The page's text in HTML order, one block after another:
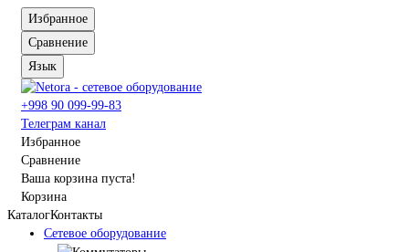
Избранное
Сравнение
Язык
+998 90 099-99-83
Телеграм канал
Избранное
Сравнение
Ваша корзина пуста!
Корзина
КаталогКонтакты
Сетевое оборудование